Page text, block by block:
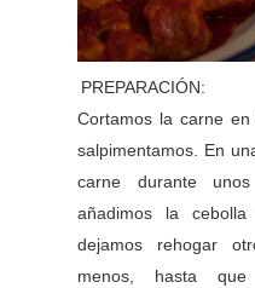
PREPARACIÓN:
Cortamos la carne
salpimentamos. En
carne durante
añadimos la
dejamos rehogar
menos, hasta